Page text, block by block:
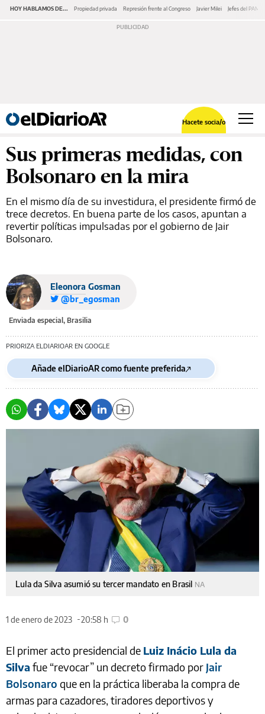
HOY HABLAMOS DE... Propiedad privada Represión frente al Congreso Javier Milei Jefes del PAMI
Hacete socia/o
Sus primeras medidas, con
Bolsonaro en la mira
En el mismo día de su investidura, el presidente firmó de
trece decretos. En buena parte de los casos, apuntan a
revertir políticas impulsadas por el gobierno de Jair
Bolsonaro.
Eleonora Gosman
@br_egosman
Enviada especial, Brasilia
PRIORIZA ELDIARIOAR EN GOOGLE
Añade elDiarioAR como fuente preferida
Lula da Silva asumió su tercer mandato en Brasil NA
1 de enero de 2023 20:58 h 0
El primer acto presidencial de Luiz Inácio Lula da
Silva fue “revocar” un decreto firmado por Jair
Bolsonaro que en la práctica liberaba la compra de
armas para cazadores, tiradores deportivos y